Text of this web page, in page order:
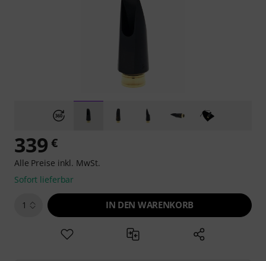
339 €
Alle Preise inkl. MwSt.
Sofort lieferbar
1 IN DEN WARENKORB